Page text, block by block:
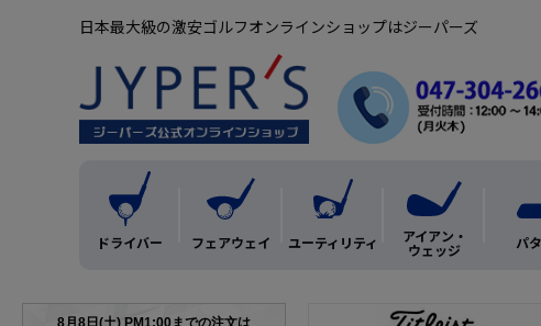
日本最大級の激安ゴルフオンラインショップはジーパーズ
ドライバー フェアウェイ ユーティリティ アイアン・
ウェッジ パ